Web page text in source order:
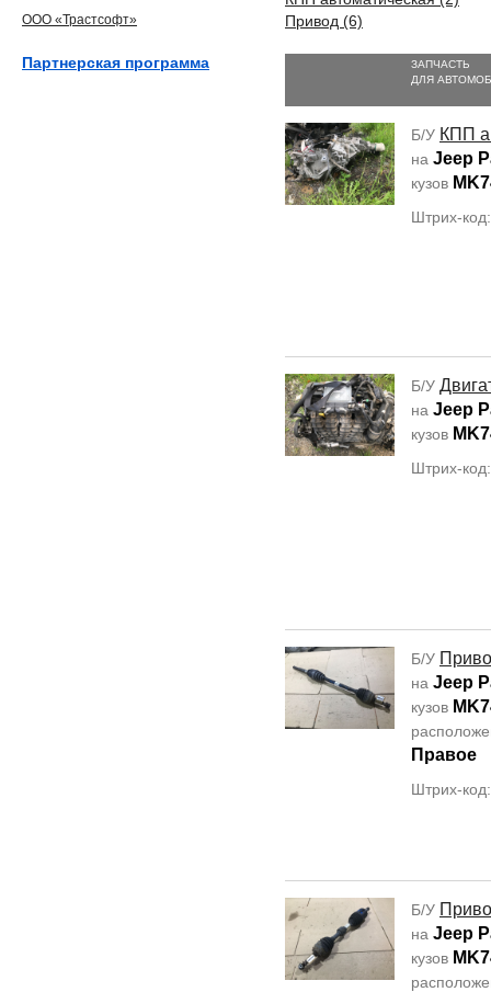
Привод (6)
ЗАПЧАСТЬ
ДЛЯ
Б/У КПП
на Jeep
кузов
Штрих-
Б/У
на Jeep
кузов
Штрих-
Б/У
на Jeep
кузов
Правое
Штрих-
Б/У
на Jeep
кузов
ООО «Трастсофт»
Партнерская программа